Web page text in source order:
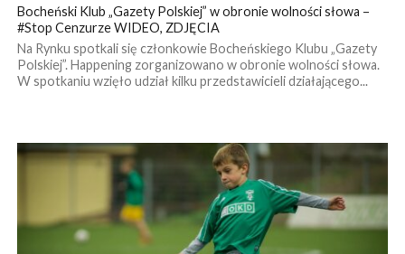
Bocheński Klub „Gazety Polskiej” w obronie wolności słowa –
#Stop Cenzurze WIDEO, ZDJĘCIA
Na Rynku spotkali się członkowie Bocheńskiego Klubu „Gazety
Polskiej”. Happening zorganizowano w obronie wolności słowa.
W spotkaniu wzięło udział kilku przedstawicieli działającego...